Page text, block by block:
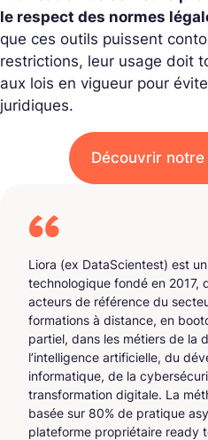
le respect des normes
que ces outils puissent
restrictions, leur usage doit
aux lois en vigueur pour
juridiques.
Découvrir
Liora (ex DataScientest) est
technologique fondé en 2017,
acteurs de référence du
formations à distance, en
partiel, dans les métiers de la
l’intelligence artificielle, du
informatique, de la
transformation digitale. La
basée sur 80% de pratique
plateforme propriétaire ready